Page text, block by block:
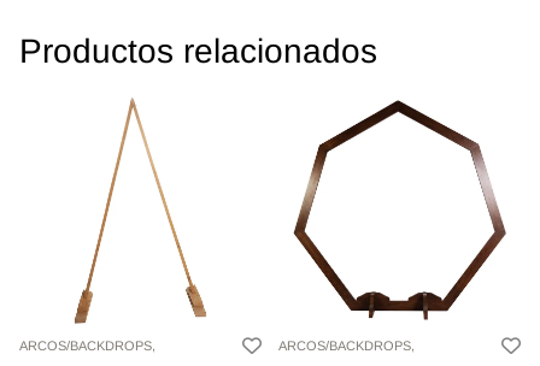
Productos relacionados
ARCOS/BACKDROPS, ARCOS/BACKDROPS,